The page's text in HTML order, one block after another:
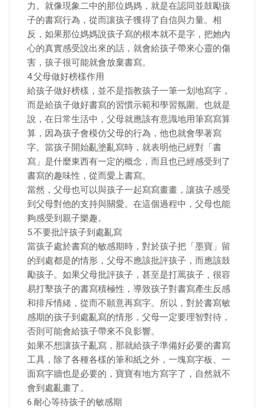
力。就像現象二中的那位媽媽，就是在認同並鼓勵孩
子的書寫行為，從而讓孩子獲得了自信與力量。相
反，如果那位媽媽說孩子寫的根本就不是字，把她內
心的真實感受說出來的話，就會給孩子帶來心靈的傷
害，孩子很可能就會放棄書寫。
4.父母做好榜樣作用
給孩子做好榜樣，並不是指教孩子一筆一划地寫字，
而是給孩子做好書寫的習慣示範和學習氛圍。也就是
說，在日常生活中，父母就應該有意識地用筆寫寫算
算，因為孩子會模仿父母的行為，他也就會學著寫
字。當孩子開始亂塗亂寫時，就表明他已經對「書
寫」是什麼東西有一定的概念，而且也已經感受到了
書寫的趣味性，從而愛上書寫。
當然，父母也可以與孩子一起寫寫畫畫，讓孩子感受
到父母對他的支持與關愛。在這個過程中，父母也能
夠感受到親子樂趣。
5.不要批評孩子到處亂寫
當孩子處於書寫的敏感期時，對於孩子把「墨寶」留
的到處都是的情形，父母不應該批評孩子，而應該鼓
勵孩子。如果父母批評孩子，甚至是打罵孩子，很容
易打擊孩子的書寫積極性，導致孩子對書寫產生反感
和排斥情緒，從而不願意再寫字。所以，對於書寫敏
感期的孩子到處亂寫的情形，父母一定要理智對待，
否則可能會給孩子帶來不良影響。
如果不想讓孩子亂寫，那就給孩子準備好必要的書寫
工具，除了各種各樣的筆和紙之外，一塊寫字板、一
面寫字牆也是必要的，寶寶有地方寫字了，自然就不
會到處亂畫了。
6.耐心等待孩子的敏感期